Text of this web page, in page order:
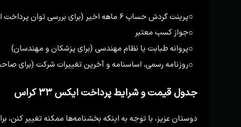
○پرینت گردش حساب ۶ ماهه اخیر (برای بررسی توان پرداخت اقساط)
○جواز کسب معتبر
○پروانه طبابت یا نظام مهندسی (برای پزشکان و مهندسان)
○روزنامه رسمی، اساسنامه و آخرین تغییرات شرکت (برای
جدول قیمت و شرایط پرداخت ایکس ۳۳ کراس
دوستان عزیز، با توجه به اینکه بخشنامه‌ها ممکنه تغییر کنن،